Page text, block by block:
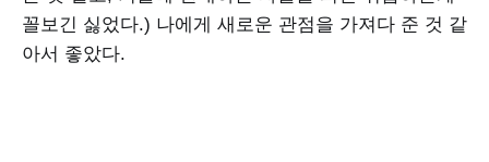
꼴보긴 싫었다.) 나에게 새로운 관점을 가져다 준 것 같
아서 좋았다.